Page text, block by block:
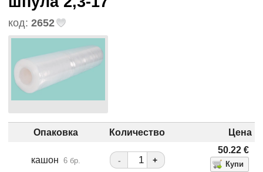
код: 2652
Опаковка Количество Цена
кашон 6 бр. - +
50.22 €